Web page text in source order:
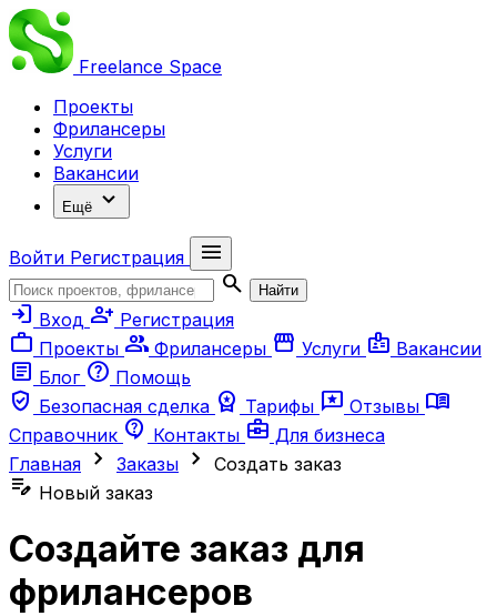
Freelance Space
Проекты
Фрилансеры
Услуги
Вакансии
Ещё expand_more
Войти Регистрация
menu
search
Найти
login Вход person_add Регистрация
work Проекты group Фрилансеры storefront Услуги badge Вакансии
article Блог help Помощь
verified_user Безопасная сделка workspace_premium Тарифы reviews Отзывы menu_book
Справочник contact_support Контакты business_center Для бизнеса
Главная chevron_right Заказы chevron_right Создать заказ
edit_note Новый заказ
Создайте заказ для
фрилансеров